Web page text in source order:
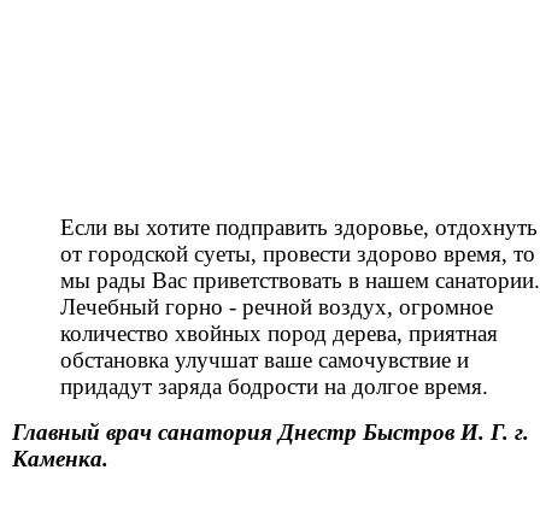
Если вы хотите подправить здоровье, отдохнуть
от городской суеты, провести здорово время, то
мы рады Вас приветствовать в нашем санатории.
Лечебный горно - речной воздух, огромное
количество хвойных пород дерева, приятная
обстановка улучшат ваше самочувствие и
придадут заряда бодрости на долгое время.
Главный врач санатория Днестр Быстров И. Г. г.
Каменка.